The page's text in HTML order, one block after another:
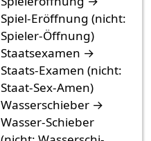
Spiel-Eröffnung (nicht:
Spieler-Öffnung)
Staatsexamen →
Staats-Examen (nicht:
Staat-Sex-Amen)
Wasserschieber →
Wasser-Schieber